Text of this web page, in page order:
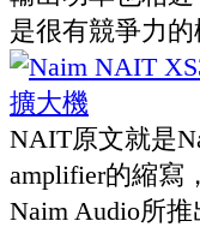
是很有競爭力的
NAIT原文就是
amplifier的縮寫
Naim Audio所